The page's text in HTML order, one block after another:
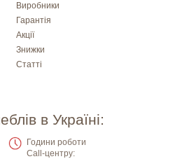
Виробники
Гарантія
Акції
Знижки
Статті
в Україні:
Години роботи
Call-центру: